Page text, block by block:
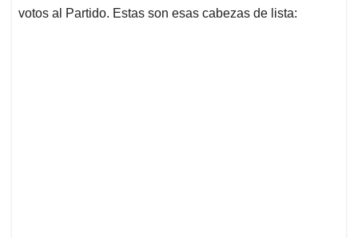
votos al Partido. Estas son esas cabezas de lista: